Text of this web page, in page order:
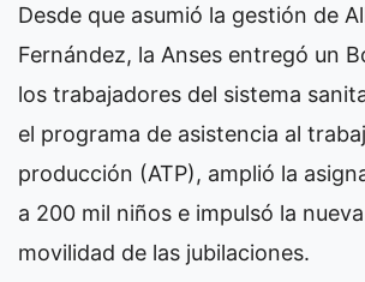
Desde que asumió la gestión de
Fernández, la Anses entregó un
los trabajadores del sistema
el programa de asistencia al
producción (ATP), amplió la
a 200 mil niños e impulsó la
movilidad de las jubilaciones.